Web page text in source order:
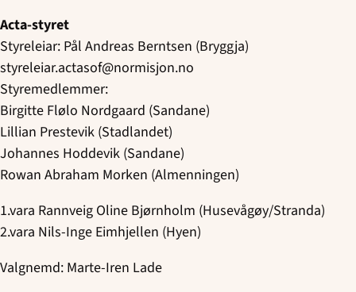
Acta-styret
Styreleiar: Pål Andreas Berntsen (Bryggja)
styreleiar.actasof@normisjon.no
Styremedlemmer:
Birgitte Flølo Nordgaard (Sandane)
Lillian Prestevik (Stadlandet)
Johannes Hoddevik (Sandane)
Rowan Abraham Morken (Almenningen)
1.vara Rannveig Oline Bjørnholm (Husevågøy/Stranda)
2.vara Nils-Inge Eimhjellen (Hyen)
Valgnemd: Marte-Iren Lade